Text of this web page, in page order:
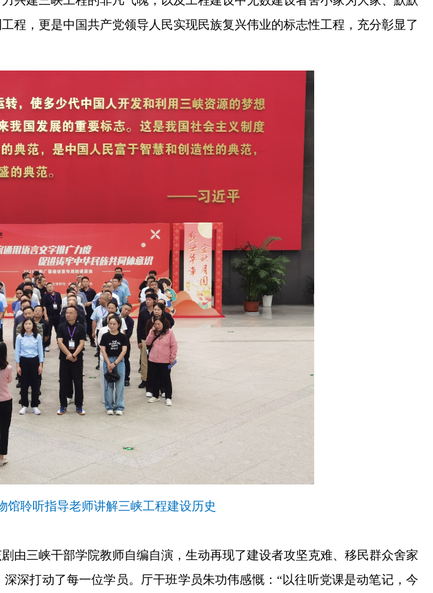
程，更是中国共产党领导人民实现民族复兴伟业的标志性工程，充分彰显了
馆聆听指导老师讲解三峡工程建设历史
由三峡干部学院教师自编自演，生动再现了建设者攻坚克难、移民群众舍家
深打动了每一位学员。厅干班学员朱功伟感慨：“以往听党课是动笔记，今